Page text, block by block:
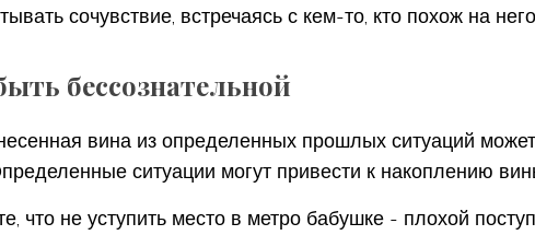
сочувствие, встречаясь с кем-то, кто похож на
бессознательной
вина из определенных прошлых ситуаций
ситуации могут привести к накоплению
что не уступить место в метро бабушке - плохой